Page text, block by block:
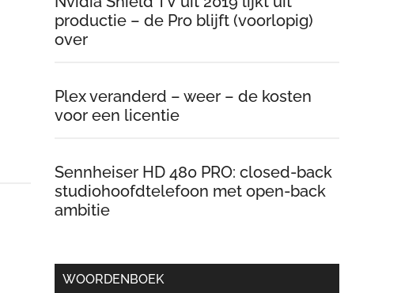
productie – de Pro blijft (voorlopig)
over
Plex veranderd – weer – de kosten
voor een licentie
Sennheiser HD 480 PRO: closed-back
studiohoofdtelefoon met open-back
ambitie
WOORDENBOEK